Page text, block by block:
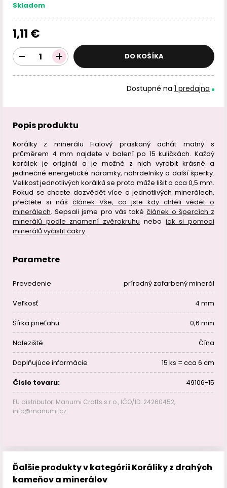
Skladom
1,11 €
DO KOŠÍKA
Dostupné na 1 predajna
Popis produktu
Korálky z minerálu Fialový praskaný achát matný s
průměrem 4 mm najdete v balení po 15 kuličkách. Každý
korálek je originál a je možné z nich vyrobit krásné a
jedinečné energetické náramky, náhrdelníky a další šperky.
Velikost jednotlivých korálků se proto může lišit o cca 0,5 mm.
Pokud se chcete dozvědět více o jednotlivých minerálech,
přečtěte si náš článek Vše, co jste kdy chtěli vědět o
minerálech. Sepsali jsme pro vás takéčlánek o špercích z
minerálů podle znamení zvěrokruhu nebo jak si pomocí
minerálů vyčistit čakry.
Parametre
Prevedenie prírodný zafarbený minerál
Veľkosť 4 mm
Šírka prieťahu 0,6 mm
Naleziště Čína
Doplňujúce informácie 15 ks = cca 6 cm
Číslo tovaru: 49106-15
EU distributor: Manumi Crafts s.r.o., IČO/ID: 24260452,
info@manumi.cz
Ďalšie produkty v kategórii Koráliky z drahých
kameňov a minerálov